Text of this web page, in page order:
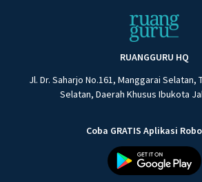
RUANGGURU HQ
Jl. Dr. Saharjo No.161, Manggarai
Selatan, Daerah Khusus Ibukota
Coba GRATIS Aplikasi